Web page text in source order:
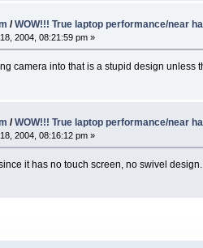
/WOW!!! True laptop performance/near
2004, 08:21:59 pm »
camera into that is a stupid design unless
/WOW!!! True laptop performance/near
2004, 08:16:12 pm »
it has no touch screen, no swivel